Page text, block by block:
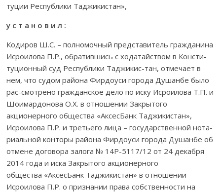
туции Республики Таджикистан»,
у с т а н о в и л :
Кодиров Ш.С. – полномочный представитель гражданина
Исроилова П.Р., обратившись с ходатайством в Консти­
ту­цион­ный суд Рес­пуб­лики Таджикис-тан, отмечает в
нем, что судом района Фирдоуси города Душанбе было
рас-смотрено гражданское дело по иску Исроилова Т.П. и
Шоимар­донова О.Х. в отношении Закрытого
акционерного общества «АксесБанк Таджикис­тан»,
Исроилова П.Р. и третьего лица – государ­ствен­ной нота­
риаль­ной конторы района Фирдоуси города Душанбе об
отмене договора залога № 14Р-5117/12 от 24 декабря
2014 года и иска Закрытого акционер­ного
общества «АксесБанк Таджикис­тан» в отношении
Исроилова П.Р. о приз­нании права собственности на